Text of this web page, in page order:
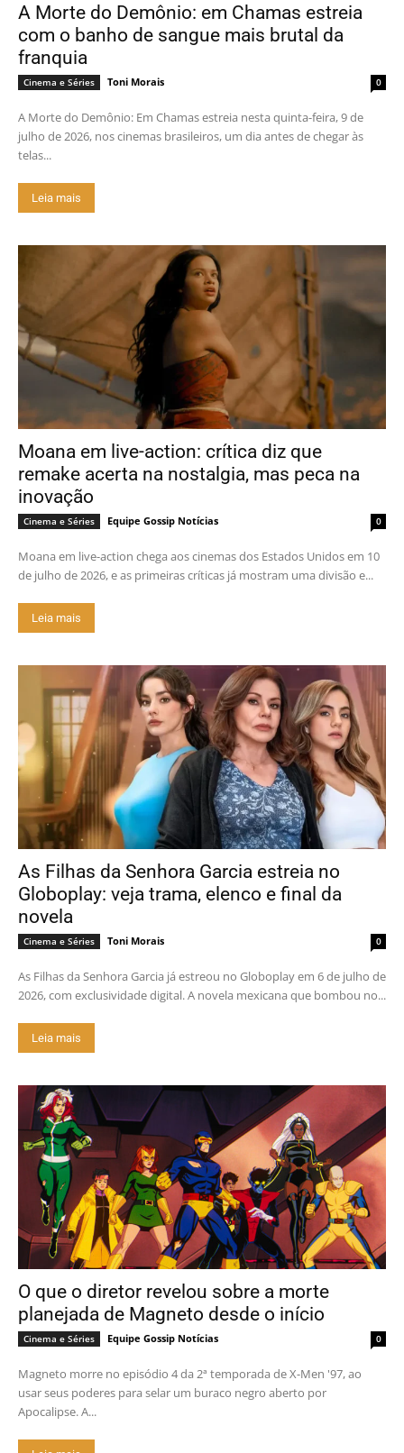
A Morte do Demônio: em Chamas estreia
com o banho de sangue mais brutal da
franquia
Cinema e Séries Toni Morais 0
A Morte do Demônio: Em Chamas estreia nesta quinta-feira, 9 de
julho de 2026, nos cinemas brasileiros, um dia antes de chegar às
telas...
Leia mais
Moana em live-action: crítica diz que
remake acerta na nostalgia, mas peca na
inovação
Cinema e Séries Equipe Gossip Notícias 0
Moana em live-action chega aos cinemas dos Estados Unidos em 10
de julho de 2026, e as primeiras críticas já mostram uma divisão e...
Leia mais
As Filhas da Senhora Garcia estreia no
Globoplay: veja trama, elenco e final da
novela
Cinema e Séries Toni Morais 0
As Filhas da Senhora Garcia já estreou no Globoplay em 6 de julho de
2026, com exclusividade digital. A novela mexicana que bombou no...
Leia mais
O que o diretor revelou sobre a morte
planejada de Magneto desde o início
Cinema e Séries Equipe Gossip Notícias 0
Magneto morre no episódio 4 da 2ª temporada de X-Men '97, ao
usar seus poderes para selar um buraco negro aberto por
Apocalipse. A...